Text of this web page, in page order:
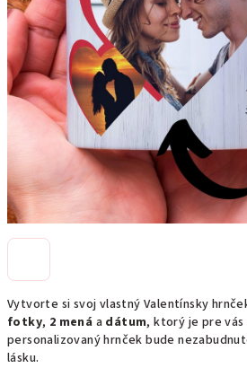
Vytvorte si svoj vlastný Valentínsky
fotky, 2 mená a dátum, ktorý je pre vás
personalizovaný hrnček bude
lásku.